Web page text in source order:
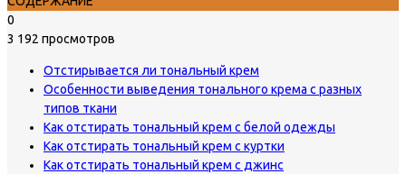
0
3 192 просмотров
Отстирывается ли тональный крем
Особенности выведения тонального крема с разных
типов ткани
Как отстирать тональный крем с белой одежды
Как отстирать тональный крем с куртки
Как отстирать тональный крем с джинс